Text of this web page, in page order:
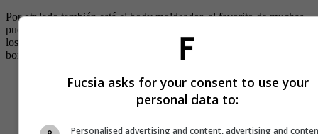
Por otr lado también está el body moldeador, el favorito de muchas
pues incluso hay quienes la utilizan como prenda exterior y cubre
los lugares más importantes mientras que cuenta con diseños y
bordados especiales.
Fucsia asks for your consent to use your
personal data to:
Personalised advertising and content, advertising and